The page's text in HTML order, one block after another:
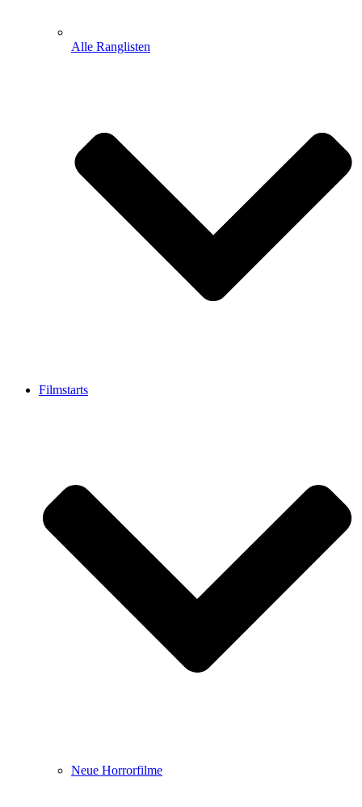
Alle Ranglisten
Filmstarts
Neue Horrorfilme